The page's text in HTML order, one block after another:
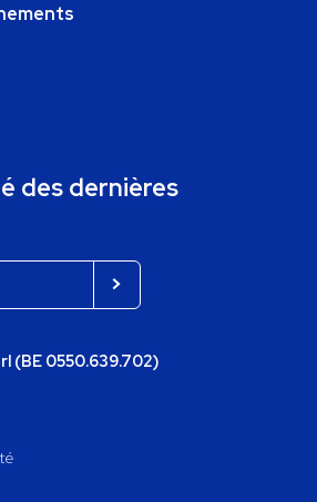
des dernières
(BE 0550.639.702)